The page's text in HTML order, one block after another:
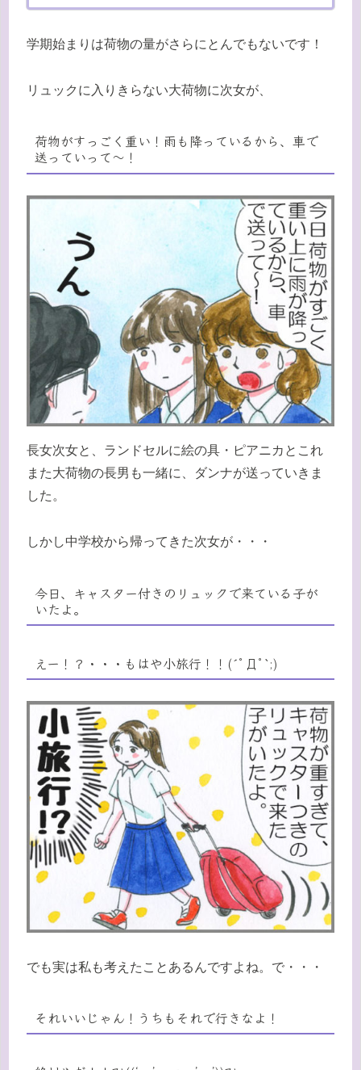
学期始まりは荷物の量がさらにとんでもないです！
リュックに入りきらない大荷物に次女が、
荷物がすっごく重い！雨も降っているから、車で
送っていって〜！
長女次女と、ランドセルに絵の具・ピアニカとこれ
また大荷物の長男も一緒に、ダンナが送っていきま
した。
しかし中学校から帰ってきた次女が・・・
今日、キャスター付きのリュックで来ている子が
いたよ。
えー！？・・・もはや小旅行！！(´ﾟДﾟ`;)
でも実は私も考えたことあるんですよね。で・・・
それいいじゃん！うちもそれで行きなよ！